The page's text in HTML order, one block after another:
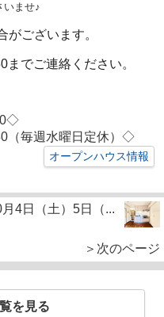
いませ♪
がございます。
でご連絡ください。
（毎週水曜日定休）◇
オープンハウス情報
月4日（土）5日（...
＞次のページ
を見る